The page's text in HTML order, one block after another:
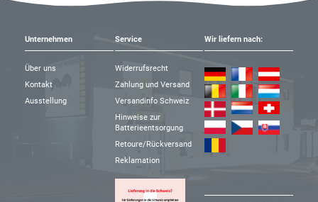
Unternehmen
Über uns
Kontakt
Ausstellung
Service
Widerrufsrecht
Zahlung und Versand
Versandinfo Schweiz
Hinweise zur
Batterieentsorgung
Retoure/Rückversand
Reklamation
Wir liefern nach: